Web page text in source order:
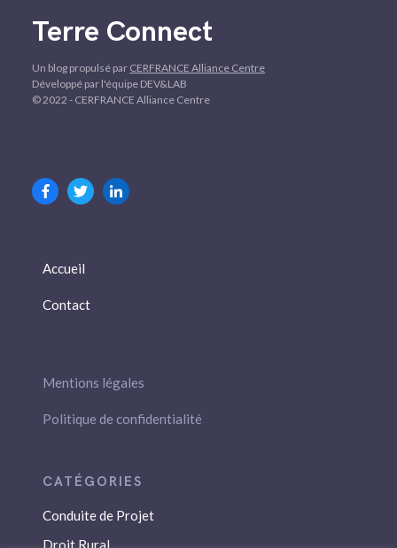
Terre Connect
Un blog propulsé par CERFRANCE Alliance Centre
Développé par l'équipe DEV&LAB
© 2022 - CERFRANCE Alliance Centre
Accueil
Contact
Mentions légales
Politique de confidentialité
Conduite de Projet
Droit Rural